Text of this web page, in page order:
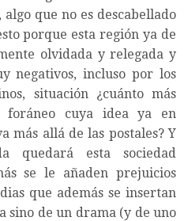
que no es descabellado
porque esta región ya de
olvidada y relegada y
negativos, incluso por los
situación ¿cuánto más
foráneo cuya idea ya en
más allá de las postales? Y
quedará esta sociedad
se le añaden prejuicios
que además se insertan
sino de un drama (y de uno